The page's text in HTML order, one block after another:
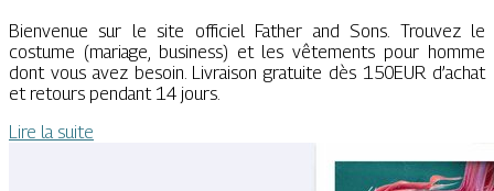
Bienvenue sur le site officiel Father and Sons. Trouvez le
costume (mariage, business) et les vêtements pour homme
dont vous avez besoin. Livraison gratuite dès 150EUR d’achat
et retours pendant 14 jours.
Lire la suite